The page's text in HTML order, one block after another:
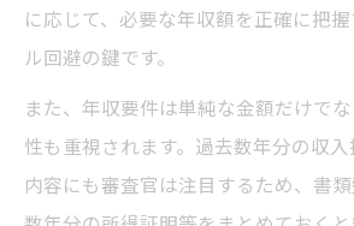
に応じて、必要な年収額を正確に把
ル回避の鍵です。
また、年収要件は単純な金額だけで
性も重視されます。過去数年分の収
内容にも審査官は注目するため、書